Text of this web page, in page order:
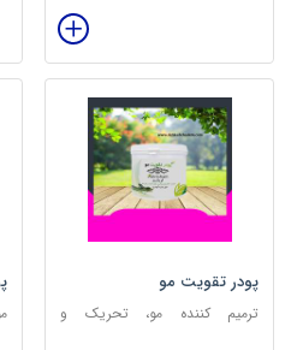
پودر تقویت مو
ترمیم کننده مو، تحریک و